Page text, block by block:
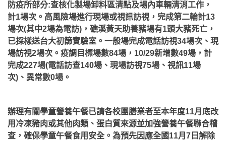
防疫所部分:查核化製場卸料區清點及場內車輛清消工作，
計1場次。高風險場進行現場或視訊訪視，完成第二輪計13
場次(其中2場為電訪)，礁溪黃天助養豬場有1頭大豬死亡，
已採樣送台大初篩實驗室。一般場完成電話訪視34場次、現
場訪視2場次。疫調目標場數84場，10/29新增數49場，計
完成227場(電話訪查140場、現場訪視75場、視訊11場
次)、異常數0場。
辦理有關學童營養午餐已請各校團膳業者至本年度11月底改
用冷凍豬肉或其他肉類、蛋白質來源並加強營養午餐聯合稽
查，確保學童午餐食用安全。為預先因應全國11月7日解除